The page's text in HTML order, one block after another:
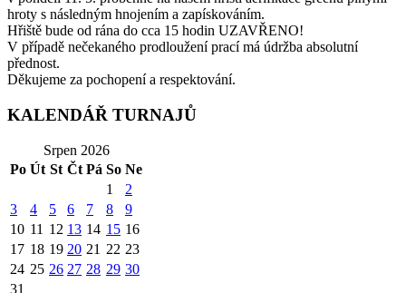
hroty s následným hnojením a zapískováním.
Hřiště bude od rána do cca 15 hodin UZAVŘENO!
V případě nečekaného prodloužení prací má údržba absolutní
přednost.
Děkujeme za pochopení a respektování.
KALENDÁŘ TURNAJŮ
Srpen 2026
Po Út St Čt Pá So Ne
1
2
3
4 5 6 7 8
9
10 11 12 13 14 15 16
17 18 19 20 21 22 23
24 25 26 27 28 29 30
31